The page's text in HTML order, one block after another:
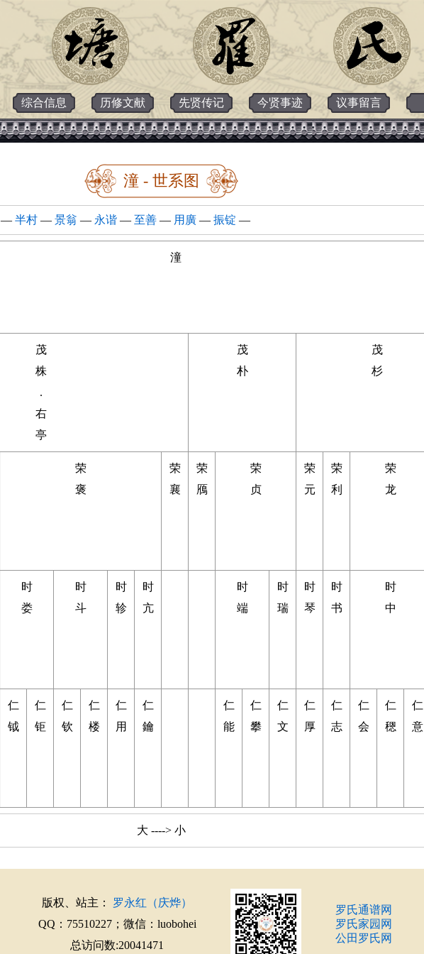
综合信息 历修文献 先贤传记 今贤事迹 议事留言
潼 - 世系图
— 半村 — 景翁 — 永谐 — 至善 — 用廣 — 振锭 —
潼
茂
株
.
右
亭
茂
朴
茂
杉
荣
褒
荣
襄
荣
鴈
荣
贞
荣
元
荣
利
荣
龙
时
娄
时
斗
时
轸
时
亢
时
端
时
瑞
时
琴
时
书
时
中
仁
钺
仁
钜
仁
钦
仁
楼
仁
用
仁
鑰
仁
能
仁
攀
仁
文
仁
厚
仁
志
仁
会
仁
䅰
仁
意
大 ----> 小
版权、站主： 罗永红（庆烨）
QQ：75510227；微信：luobohei
总访问数:20041471
罗氏通谱网
罗氏家园网
公田罗氏网